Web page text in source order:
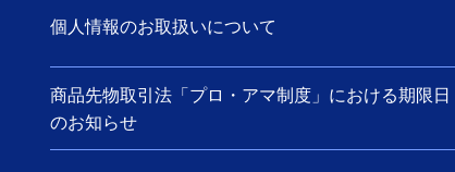
個人情報のお取扱いについて
商品先物取引法「プロ・アマ制度」における期限日
のお知らせ